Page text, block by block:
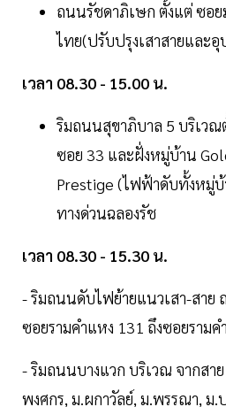
ถนนรัชดาภิเษก ตั้งแต่ ซอ
ไทย(ปรับปรุงเสาสายและ
เวลา 08.30 - 15.00 น.
ริมถนนสุขาภิบาล 5 บริเว
ซอย 33 และฝั่งหมู่บ้าน
Prestige (ไฟฟ้าดับทั้งหมู่บ้
ทางด่วนฉลองรัช
เวลา 08.30 - 15.30 น.
- ริมถนนดับไฟย้ายแนวเสา-สาย
ซอยรามคำแหง 131 ถึงซอยรามค
- ริมถนนบางแวก บริเวณ จากสา
พงศกร, ม.ผกาวัลย์, ม.พรรณา, ม.